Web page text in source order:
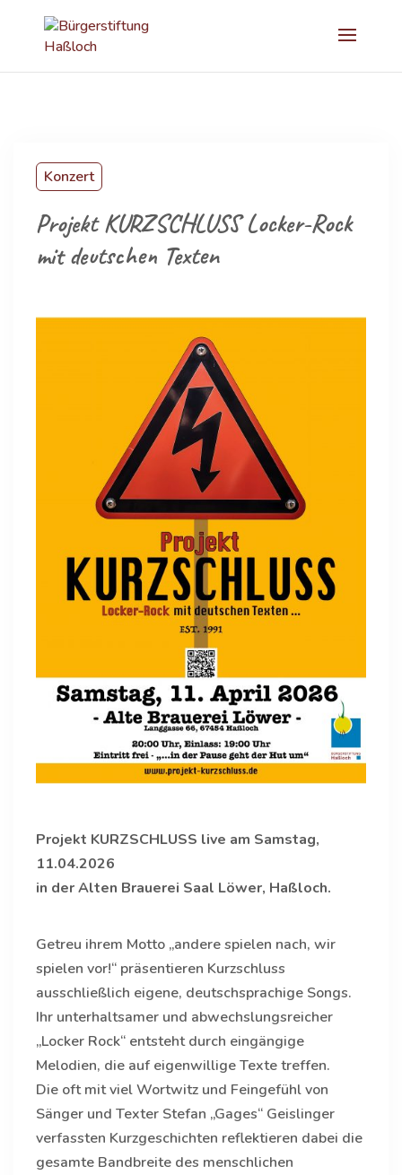
Konzert
Projekt KURZSCHLUSS Locker-Rock
mit deutschen Texten
Projekt KURZSCHLUSS live am Samstag,
11.04.2026
in der Alten Brauerei Saal Löwer, Haßloch.
Getreu ihrem Motto „andere spielen nach, wir
spielen vor!“ präsentieren Kurzschluss
ausschließlich eigene, deutschsprachige Songs.
Ihr unterhaltsamer und abwechslungsreicher
„Locker Rock“ entsteht durch eingängige
Melodien, die auf eigenwillige Texte treffen.
Die oft mit viel Wortwitz und Feingefühl von
Sänger und Texter Stefan „Gages“ Geislinger
verfassten Kurzgeschichten reflektieren dabei die
gesamte Bandbreite des menschlichen